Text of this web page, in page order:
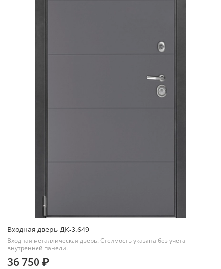
Входная дверь ДК-3.649
Входная металлическая дверь. Стоимость указана без учета
внутренней панели.
36 750 ₽